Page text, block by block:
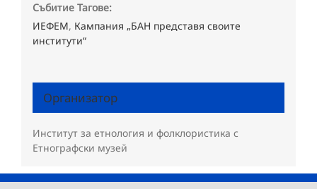
Събитие Тагове:
ИЕФЕМ, Кампания „БАН представя своите
институти“
Организатор
Институт за етнология и фолклористика с
Етнографски музей